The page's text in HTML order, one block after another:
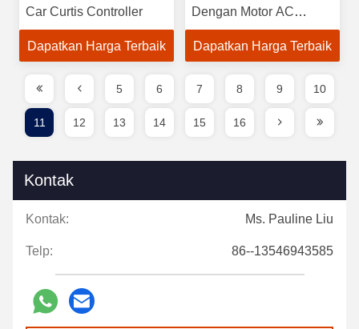
Car Curtis Controller
Dapatkan Harga Terbaik
Dengan Motor AC
3.7KM
Dapatkan Harga Terbaik
5 6 7 8 9 10
11 12 13 14 15 16
Kontak
Kontak: Ms. Pauline Liu
Telp: 86--13546943585